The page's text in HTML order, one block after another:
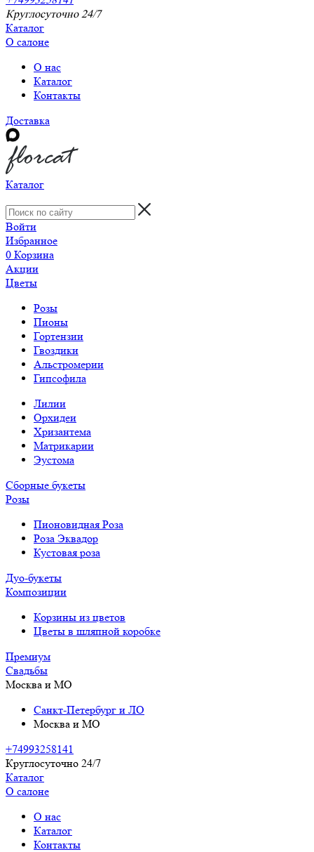
Круглосуточно 24/7
Каталог
О салоне
О нас
Каталог
Контакты
Доставка
Каталог
Войти
Избранное
0 Корзина
Акции
Цветы
Розы
Пионы
Гортензии
Гвоздики
Альстромерии
Гипсофила
Лилии
Орхидеи
Хризантема
Матрикарии
Эустома
Сборные букеты
Розы
Пионовидная Роза
Роза Эквадор
Кустовая роза
Дуо-букеты
Композиции
Корзины из цветов
Цветы в шляпной коробке
Премиум
Свадьбы
Москва и МО
Санкт-Петербург и ЛО
Москва и МО
+74993258141
Круглосуточно 24/7
Каталог
О салоне
О нас
Каталог
Контакты